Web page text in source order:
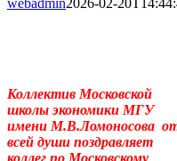
webadmin2026-02-
КоллективМосковской
школы экономики МГУ
имени М.В.Ломоносова
всей души поздравляет